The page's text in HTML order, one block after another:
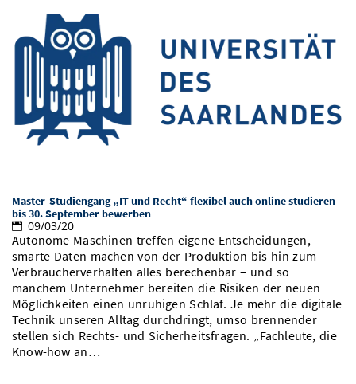
Master-Studiengang „IT und Recht“ flexibel auch online studieren –
bis 30. September bewerben
09/03/20
Autonome Maschinen treffen eigene Entscheidungen,
smarte Daten machen von der Produktion bis hin zum
Verbraucherverhalten alles berechenbar – und so
manchem Unternehmer bereiten die Risiken der neuen
Möglichkeiten einen unruhigen Schlaf. Je mehr die digitale
Technik unseren Alltag durchdringt, umso brennender
stellen sich Rechts- und Sicherheitsfragen. „Fachleute, die
Know-how an…